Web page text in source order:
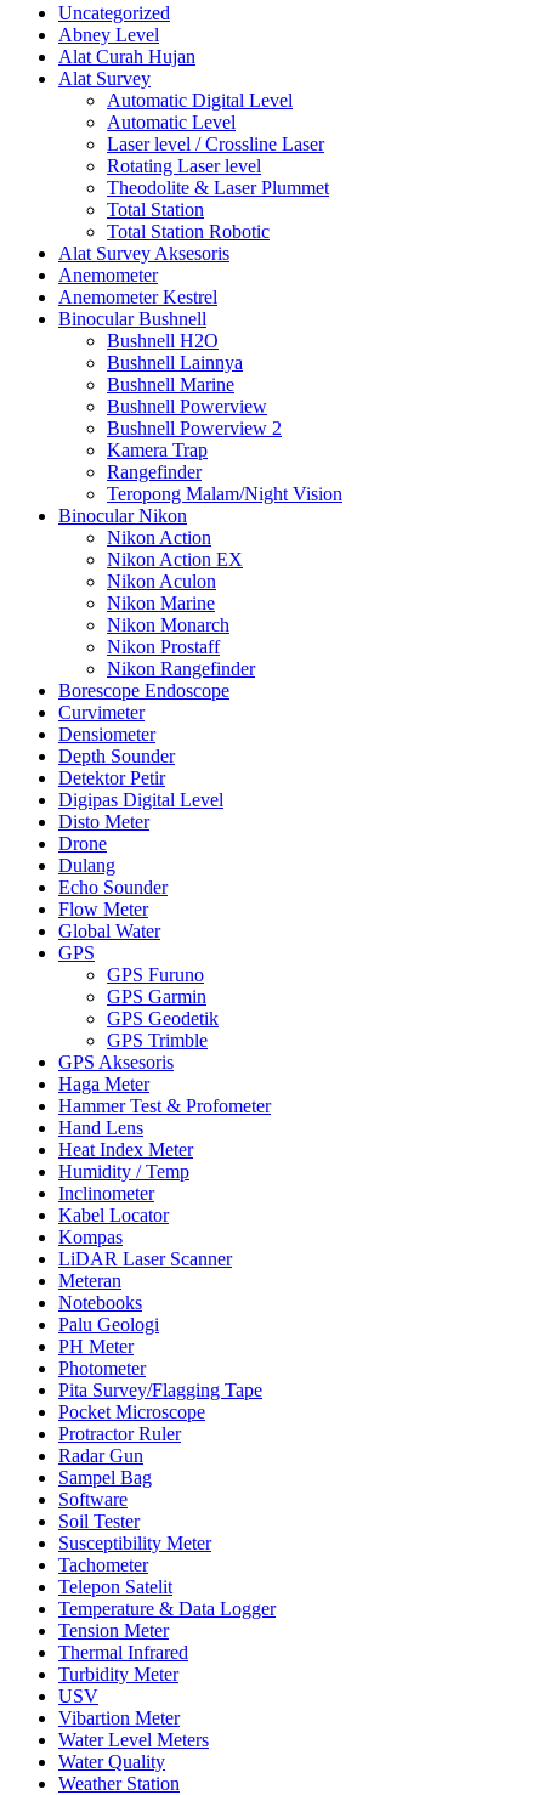
Uncategorized
Abney Level
Alat Curah Hujan
Alat Survey
Automatic Digital Level
Automatic Level
Laser level / Crossline Laser
Rotating Laser level
Theodolite & Laser Plummet
Total Station
Total Station Robotic
Alat Survey Aksesoris
Anemometer
Anemometer Kestrel
Binocular Bushnell
Bushnell H2O
Bushnell Lainnya
Bushnell Marine
Bushnell Powerview
Bushnell Powerview 2
Kamera Trap
Rangefinder
Teropong Malam/Night Vision
Binocular Nikon
Nikon Action
Nikon Action EX
Nikon Aculon
Nikon Marine
Nikon Monarch
Nikon Prostaff
Nikon Rangefinder
Borescope Endoscope
Curvimeter
Densiometer
Depth Sounder
Detektor Petir
Digipas Digital Level
Disto Meter
Drone
Dulang
Echo Sounder
Flow Meter
Global Water
GPS
GPS Furuno
GPS Garmin
GPS Geodetik
GPS Trimble
GPS Aksesoris
Haga Meter
Hammer Test & Profometer
Hand Lens
Heat Index Meter
Humidity / Temp
Inclinometer
Kabel Locator
Kompas
LiDAR Laser Scanner
Meteran
Notebooks
Palu Geologi
PH Meter
Photometer
Pita Survey/Flagging Tape
Pocket Microscope
Protractor Ruler
Radar Gun
Sampel Bag
Software
Soil Tester
Susceptibility Meter
Tachometer
Telepon Satelit
Temperature & Data Logger
Tension Meter
Thermal Infrared
Turbidity Meter
USV
Vibartion Meter
Water Level Meters
Water Quality
Weather Station